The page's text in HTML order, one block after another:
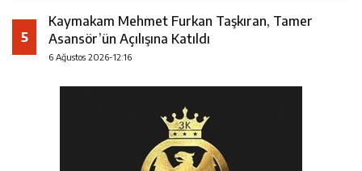
5
Kaymakam Mehmet Furkan Taşkıran, Tamer
Asansör’ün Açılışına Katıldı
6 Ağustos 2026-12:16